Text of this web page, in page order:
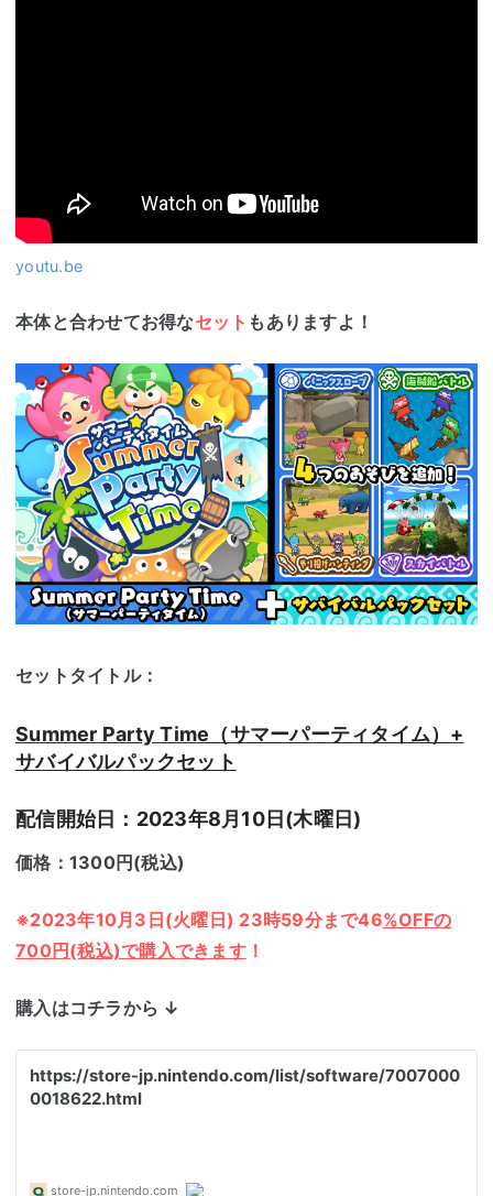
youtu.be
本体と合わせてお得なセット もありますよ！
セットタイトル：
Summer Party Time（サマーパーティタイム）+
サバイバルパックセット
配信開始日：2023年8月10日(木曜日)
価格：1300円(税込)
※2023年10月3日(火曜日) 23時59分まで46%OFFの
700円(税込)で購入できます！
購入はコチラから ↓